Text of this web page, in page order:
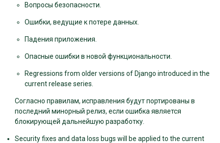
Вопросы безопасности.
Ошибки, ведущие к потере данных.
Падения приложения.
Опасные ошибки в новой функциональности.
Regressions from older versions of Django introduced in the
current release series.
Согласно правилам, исправления будут портированы в
последний минорный релиз, если ошибка является
блокирующей дальнейшую разработку.
Security fixes and data loss bugs will be applied to the current